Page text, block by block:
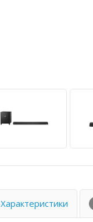
Характеристики